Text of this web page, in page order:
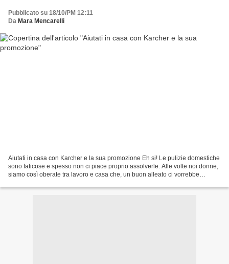
Pubblicato su 18/10/PM 12:11
Da Mara Mencarelli
Aiutati in casa con Karcher e la sua promozione Eh si! Le pulizie domestiche
sono faticose e spesso non ci piace proprio assolverle. Alle volte noi donne,
siamo così oberate tra lavoro e casa che, un buon alleato ci vorrebbe